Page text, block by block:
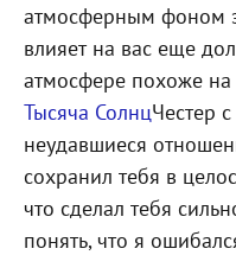
атмосферным фоном
влияет на вас еще
атмосфере похоже
Тысяча СолнцЧестер
неудавшиеся
сохранил тебя в
что сделал тебя
понять, что я